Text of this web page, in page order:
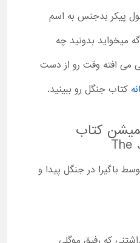
پیکر بدجنس به اسم
میخواید بدونید چه
می افته وقت رو از دست
کتاب جنگل رو ببینید.
کتاب
باگیرا در جنگل پیدا و